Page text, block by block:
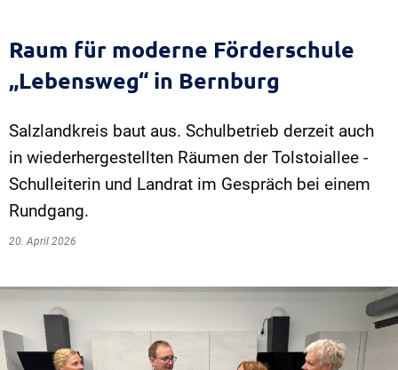
Raum für moderne Förderschule
„Lebensweg“ in Bernburg
Salzlandkreis baut aus. Schulbetrieb derzeit auch
in wiederhergestellten Räumen der Tolstoiallee -
Schulleiterin und Landrat im Gespräch bei einem
Rundgang.
20. April 2026